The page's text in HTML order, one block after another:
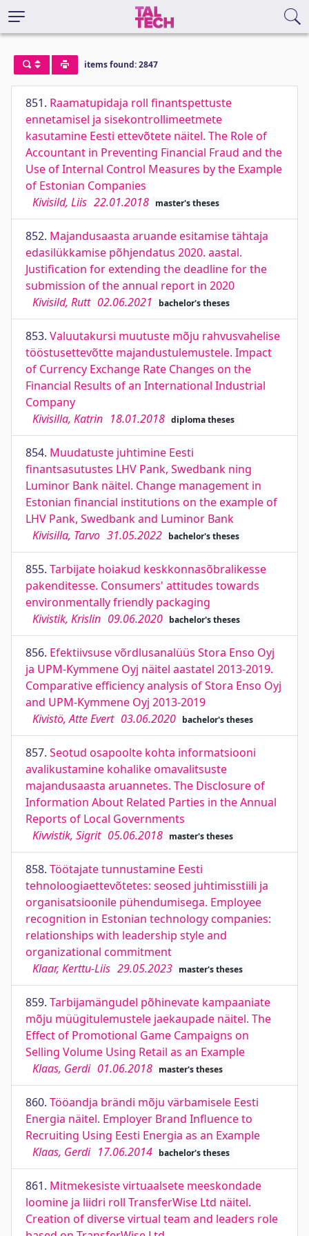
items found: 2847
851. Raamatupidaja roll finantspettuste
ennetamisel ja sisekontrollimeetmete
kasutamine Eesti ettevõtete näitel. The Role of
Accountant in Preventing Financial Fraud and the
Use of Internal Control Measures by the Example
of Estonian Companies
Kivisild, Liis 22.01.2018 master's theses
852. Majandusaasta aruande esitamise tähtaja
edasilükkamise põhjendatus 2020. aastal.
Justification for extending the deadline for the
submission of the annual report in 2020
Kivisild, Rutt 02.06.2021 bachelor's theses
853. Valuutakursi muutuste mõju rahvusvahelise
tööstusettevõtte majandustulemustele. Impact
of Currency Exchange Rate Changes on the
Financial Results of an International Industrial
Company
Kivisilla, Katrin 18.01.2018 diploma theses
854. Muudatuste juhtimine Eesti
finantsasutustes LHV Pank, Swedbank ning
Luminor Bank näitel. Change management in
Estonian financial institutions on the example of
LHV Pank, Swedbank and Luminor Bank
Kivisilla, Tarvo 31.05.2022 bachelor's theses
855. Tarbijate hoiakud keskkonnasõbralikesse
pakenditesse. Consumers' attitudes towards
environmentally friendly packaging
Kivistik, Krislin 09.06.2020 bachelor's theses
856. Efektiivsuse võrdlusanalüüs Stora Enso Oyj
ja UPM-Kymmene Oyj näitel aastatel 2013-2019.
Comparative efficiency analysis of Stora Enso Oyj
and UPM-Kymmene Oyj 2013-2019
Kivistö, Atte Evert 03.06.2020 bachelor's theses
857. Seotud osapoolte kohta informatsiooni
avalikustamine kohalike omavalitsuste
majandusaasta aruannetes. The Disclosure of
Information About Related Parties in the Annual
Reports of Local Governments
Kivvistik, Sigrit 05.06.2018 master's theses
858. Töötajate tunnustamine Eesti
tehnoloogiaettevõtetes: seosed juhtimisstiili ja
organisatsioonile pühendumisega. Employee
recognition in Estonian technology companies:
relationships with leadership style and
organizational commitment
Klaar, Kerttu-Liis 29.05.2023 master's theses
859. Tarbijamängudel põhinevate kampaaniate
mõju müügitulemustele jaekaupade näitel. The
Effect of Promotional Game Campaigns on
Selling Volume Using Retail as an Example
Klaas, Gerdi 01.06.2018 master's theses
860. Tööandja brändi mõju värbamisele Eesti
Energia näitel. Employer Brand Influence to
Recruiting Using Eesti Energia as an Example
Klaas, Gerdi 17.06.2014 bachelor's theses
861. Mitmekesiste virtuaalsete meeskondade
loomine ja liidri roll TransferWise Ltd näitel.
Creation of diverse virtual team and leaders role